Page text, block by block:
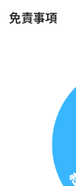
免責事項